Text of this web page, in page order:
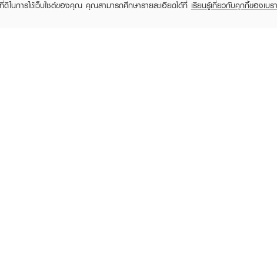
ในการใช้เว็บไซต์ของคุณ คุณสามารถศึกษารายละเอียดได้ที่ เรียนรู้เกี่ยวกับคุกกี้ของเบร